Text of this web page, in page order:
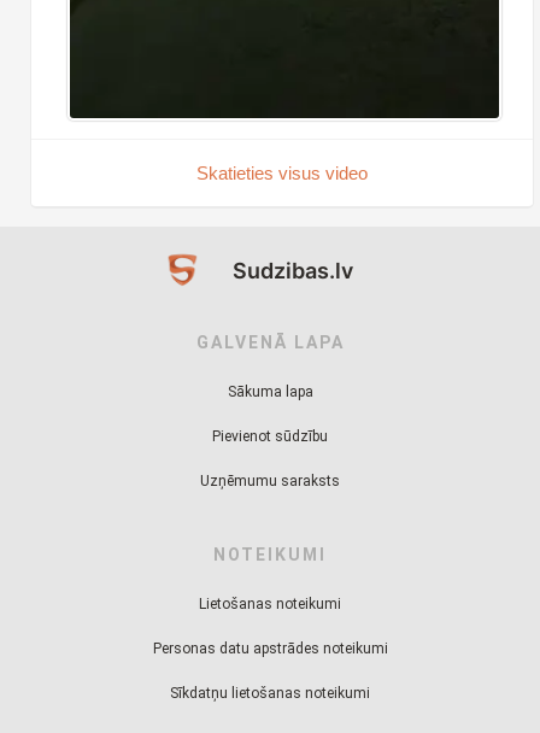
Skatieties visus video
Sudzibas.lv
GALVENĀ LAPA
Sākuma lapa
Pievienot sūdzību
Uzņēmumu saraksts
NOTEIKUMI
Lietošanas noteikumi
Personas datu apstrādes noteikumi
Sīkdatņu lietošanas noteikumi